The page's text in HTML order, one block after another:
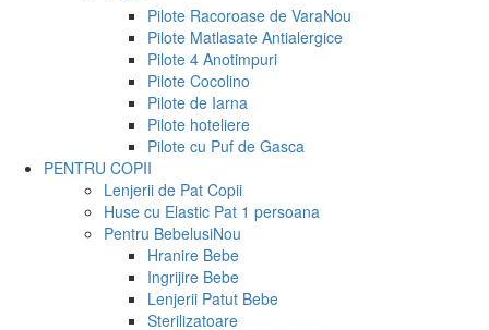
Pilote Racoroase de VaraNou
Pilote Matlasate Antialergice
Pilote 4 Anotimpuri
Pilote Cocolino
Pilote de Iarna
Pilote hoteliere
Pilote cu Puf de Gasca
PENTRU COPII
Lenjerii de Pat Copii
Huse cu Elastic Pat 1 persoana
Pentru BebelusiNou
Hranire Bebe
Ingrijire Bebe
Lenjerii Patut Bebe
Sterilizatoare